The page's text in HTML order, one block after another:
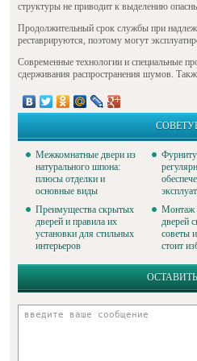
структуры не приводит к выделению
Продолжительный срок службы при
реставрируются, поэтому могут
Современные технологии и специальные
сдерживания распространения шумов.
Межкомнатные двери из
натурального шпона:
плюсы отделки и
основные виды
Преимущества скрытых
дверей и правила их
установки для стильных
интерьеров
Монтаж
дверей
советы
стоит